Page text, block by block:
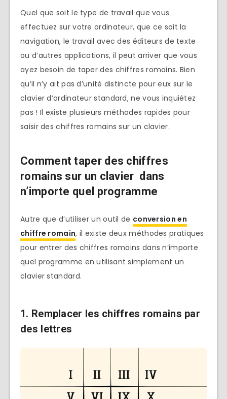
Quel que soit le type de travail que vous
effectuez sur votre ordinateur, que ce soit la
navigation, le travail avec des éditeurs de texte
ou d’autres applications, il peut arriver que vous
ayez besoin de taper des chiffres romains. Bien
qu’il n’y ait pas d’unité distincte pour eux sur le
clavier d’ordinateur standard, ne vous inquiétez
pas ! Il existe plusieurs méthodes rapides pour
saisir des chiffres romains sur un clavier.
Comment taper des chiffres
romains sur un clavier dans
n’importe quel programme
Autre que d’utiliser un outil de conversion en
chiffre romain, il existe deux méthodes pratiques
pour entrer des chiffres romains dans n’importe
quel programme en utilisant simplement un
clavier standard.
1. Remplacer les chiffres romains par
des lettres